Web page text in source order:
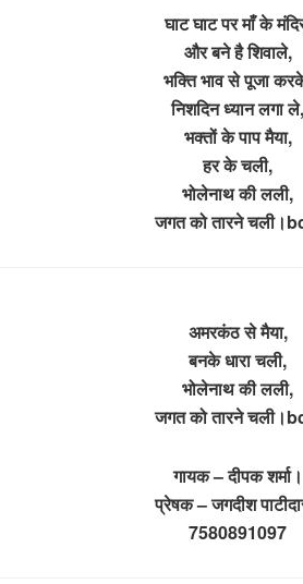
घाट घाट पर माँ के
और बने है शिवाले,
भक्ति भाव से पूजा
निशदिन ध्यान लगा ले,
भक्तों के पाप मैया,
हर के चली,
भोलेनाथ की लली,
जगत को तारने
अमरकंठ से मैया,
बनके धारा चली,
भोलेनाथ की लली,
जगत को तारने
गायक – दीपक शर्मा।
प्रेषक – जगदीश
7580891097